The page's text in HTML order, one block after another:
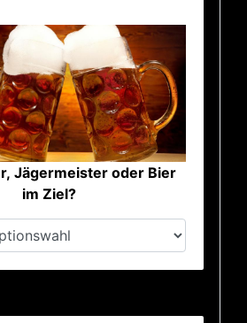
Jägermeister oder Bier
im Ziel?